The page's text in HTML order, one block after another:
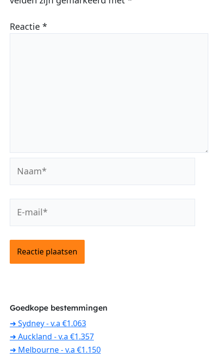
Goedkope bestemmingen
➜ Sydney - v.a €1.063
➜ Auckland - v.a €1.357
➜ Melbourne - v.a €1.150
Reactie *
mail*